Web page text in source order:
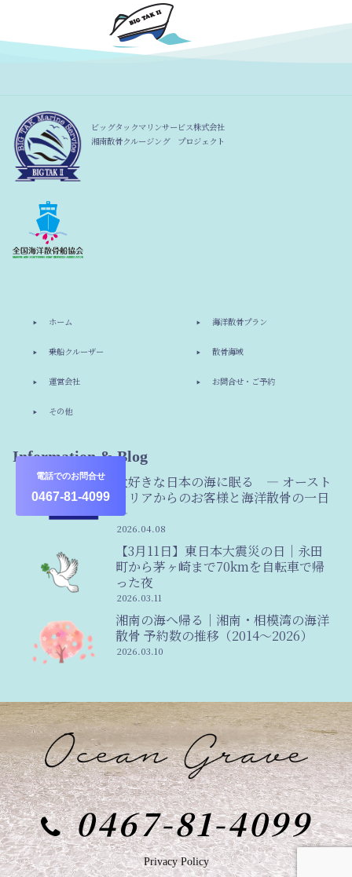
電話でのお問合せ
0467-81-4099
ビッグタックマリンサービス株式会社
湘南散骨クルージング プロジェクト
ホーム 海洋散骨プラン
乗船クルーザー 散骨海域
運営会社 お問合せ・ご予約
その他
Information & Blog
大好きな日本の海に眠る ― オースト
ラリアからのお客様と海洋散骨の一日
―
2026.04.08
【3月11日】東日本大震災の日｜永田
町から茅ヶ崎まで70kmを自転車で帰
った夜
2026.03.11
湘南の海へ帰る｜湘南・相模湾の海洋
散骨 予約数の推移（2014〜2026）
2026.03.10
0467-81-4099
Privacy Policy